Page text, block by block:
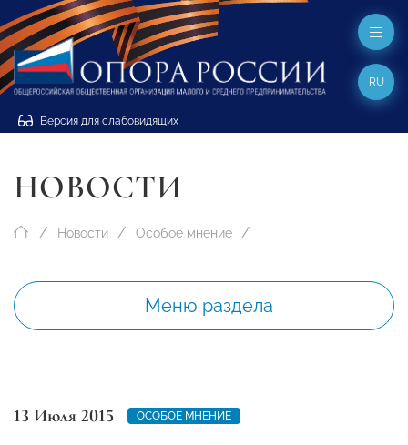
Версия для слабовидящих
RU
НОВОСТИ
Новости Особое мнение
Меню раздела
13 Июля 2015 ОСОБОЕ МНЕНИЕ